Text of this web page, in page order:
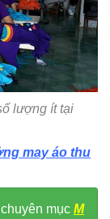
lượng ít tại
may áo thu
mục M